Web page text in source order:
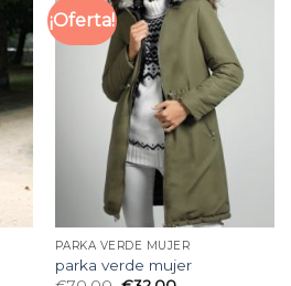
¡Oferta!
PARKA VERDE MUJER
parka verde mujer